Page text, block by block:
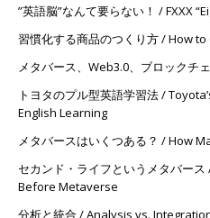
”英語脳”なんて要らない！ / FXXX
習慣化する商品のつくり方 / How
メタバース、Web3.0、ブロックチ
トヨタのプル型英語学習法 /
English Learning
メタバースはいくつある？ / How
セカンド・ライフというメタバー
Before Metaverse
分析と統合 / Analysis vs.